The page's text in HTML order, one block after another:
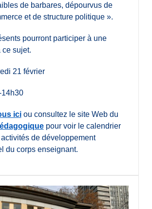
de barbares, dépourvus de
et de structure politique ».
pourront participer à une
sujet.
21 février
14h30
iciou consultez le site Web du
pour voir le calendrier
de développement
du corps enseignant.